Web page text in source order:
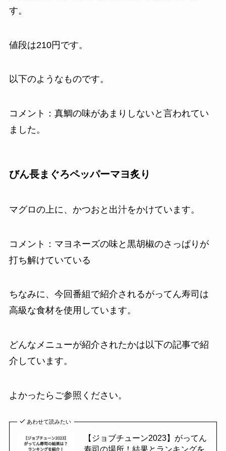
す。
値段は210円です。
以下のようなものです。
コメント：真鯛の味があまりしないと言われてい
ました。
びん長まぐろペッパーマヨ炙り
マグロの上に、かつおと出汁をかけています。
コメント：マヨネーズの味と黒胡椒のさっぱりが
打ち解けていている
ちなみに、今回番組で紹介されるがってん寿司は
高級な食材を使用しています。
どんなメニューが紹介されたかは以下の記事で紹
介しています。
よかったらご参照ください。
あわせて読みたい
【ジョブチューン2023】がってん
寿司の場所！結果とランキングを